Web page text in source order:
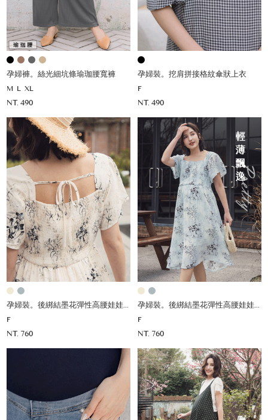
孕婦褲。絲光細坑條瑜珈腰寬褲
M L XL
NT. 490
孕婦裝。挖肩拼接格紋傘狀上衣
F
NT. 490
孕婦裝。後綁結墨花彈性高腰娃娃洋
F
NT. 760
孕婦裝。後綁結墨花彈性高腰娃娃洋
F
NT. 760